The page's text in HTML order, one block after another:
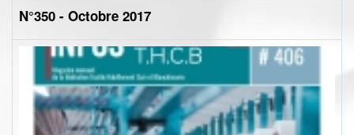
N°350 - Octobre 2017